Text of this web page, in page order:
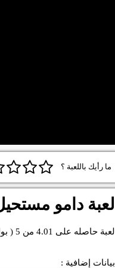
ما رأيك باللعبة ؟
لعبة دامو
لعبة حاصله على 4.01 من 5
(
بيانات إضافية :